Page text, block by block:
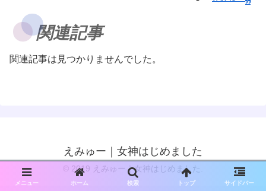
関連記事
関連記事は見つかりませんでした。
えみゅー｜女神はじめました
© 2019 えみゅー｜女神はじめました.
メニュー ホーム 検索 トップ サイドバー